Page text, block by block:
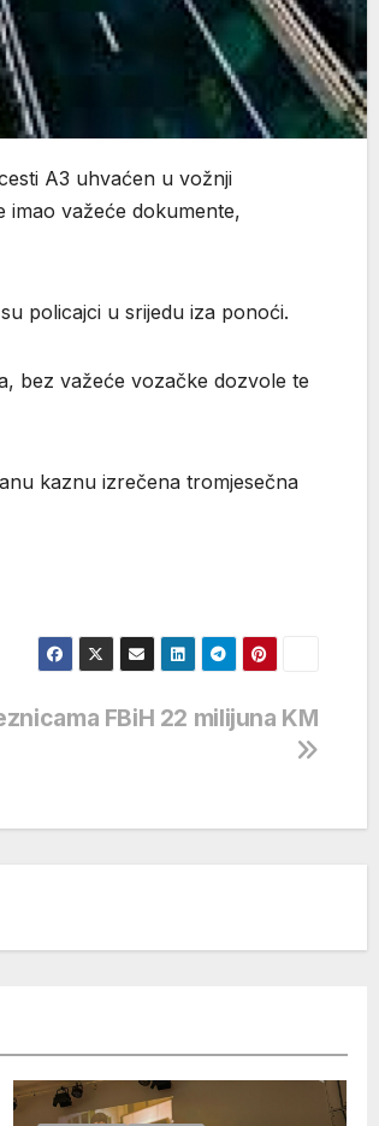
A3 uhvaćen u vožnji
imao važeće dokumente,
policajci u srijedu iza ponoći.
bez važeće vozačke dozvole te
kaznu izrečena tromjesečna
FBiH 22 milijuna KM